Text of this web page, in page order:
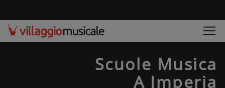
Scuole Musica
A Imperia